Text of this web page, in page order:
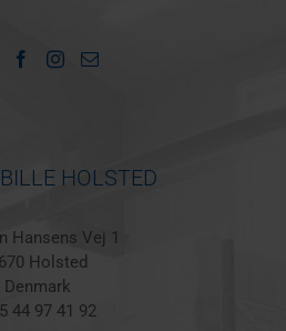
HOLSTED
Hansens Vej 1
Holsted
Denmark
44 97 41 92